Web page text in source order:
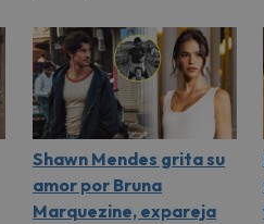
Shawn Mendes grita su
amor por Bruna
Marquezine, expareja